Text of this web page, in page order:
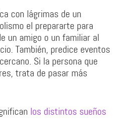
con lágrimas de un
el prepararte para
un amigo o un familiar al
También, predice eventos
Si la persona que
trata de pasar más
los distintos sueños